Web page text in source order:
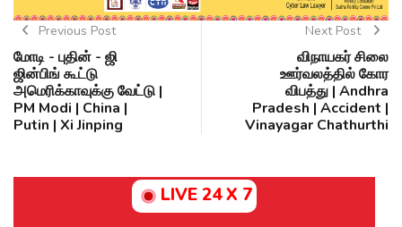
Previous Post
மோடி - புதின் - ஜி
ஜின்பிங் கூட்டு
அமெரிக்காவுக்கு வேட்டு |
PM Modi | China |
Putin | Xi Jinping
Next Post
விநாயகர் சிலை
ஊர்வலத்தில் கோர
விபத்து | Andhra
Pradesh | Accident |
Vinayagar Chathurthi
LIVE 24 X 7